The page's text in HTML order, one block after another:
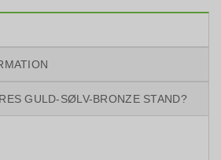
GULD-SØLV-BRONZE STAND?